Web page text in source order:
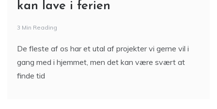
kan lave i ferien
3 Min Reading
De fleste af os har et utal af projekter vi gerne vil i
gang med i hjemmet, men det kan være svært at
finde tid